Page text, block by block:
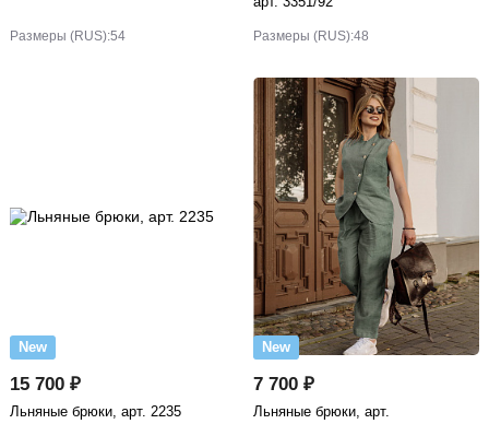
Размеры (RUS):54 Размеры (RUS):48
New
15 700 ₽
Льняные брюки, арт. 2235
New
7 700 ₽
Льняные брюки, арт.